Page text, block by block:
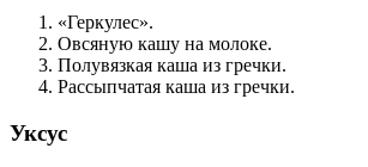
«Геркулес».
Овсяную кашу на молоке.
Полувязкая каша из гречки.
Рассыпчатая каша из гречки.
Уксус